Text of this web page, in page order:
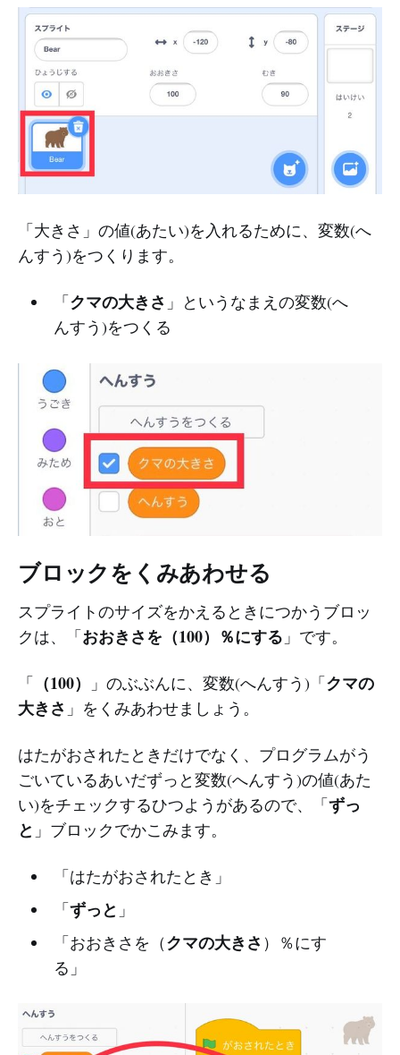
「大きさ」の値(あたい)を入れるために、変数(へ
んすう)をつくります。
「クマの大きさ 」というなまえの変数(へ
んすう)をつくる
ブロックをくみあわせる
スプライトのサイズをかえるときにつかうブロッ
クは、「おおきさを（100）％にする 」です。
「 （100） 」のぶぶんに、変数(へんすう)「クマの
大きさ 」をくみあわせましょう。
はたがおされたときだけでなく、プログラムがう
ごいているあいだずっと変数(へんすう)の値(あた
い)をチェックするひつようがあるので、「ずっ
と 」ブロックでかこみます。
「はたがおされたとき」
「ずっと 」
「おおきさを（クマの大きさ ）％にす
る」